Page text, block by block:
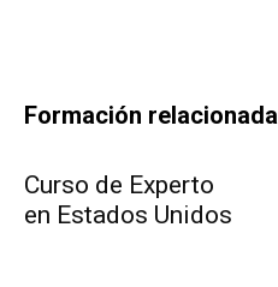
Formación relacionada
Curso de Experto
en Estados Unidos